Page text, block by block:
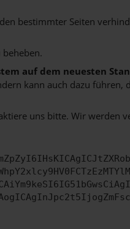
bestimmter Seiten
auf dem neuesten
kann auch dazu
uns bitte. Wir werden